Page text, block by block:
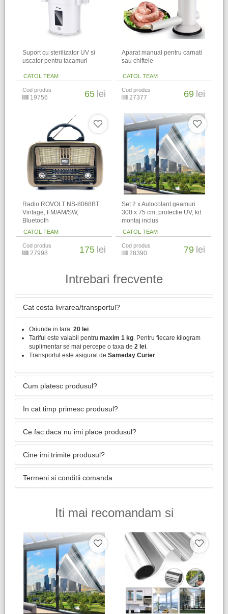
Suport cu sterilizator UV si
uscator pentru tacamuri
CATOL TEAM
Cod produs
19756 65 lei
Aparat manual pentru carnati
sau chiftele
CATOL TEAM
Cod produs
27377 69 lei
Radio ROVOLT NS-8068BT
Vintage, FM/AM/SW,
Bluetooth
CATOL TEAM
Cod produs
27998 175 lei
Set 2 x Autocolant geamuri
300 x 75 cm, protectie UV, kit
montaj inclus
CATOL TEAM
Cod produs
28390 79 lei
Intrebari frecvente
Cat costa livrarea/transportul?
Oriunde in tara: 20 lei
Tariful este valabil pentru maxim 1 kg . Pentru fiecare kilogram
suplimentar se mai percepe o taxa de 2 lei
Transportul este asigurat de Sameday Curier
Cum platesc produsul?
In cat timp primesc produsul?
Ce fac daca nu imi place produsul?
Cine imi trimite produsul?
Termeni si conditii comanda
Iti mai recomandam si